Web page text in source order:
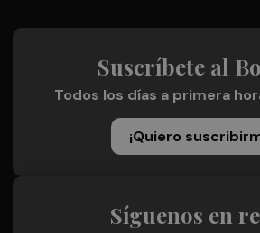
Suscríbete al
Todos los días a primera
¡Quiero
Síguenos en